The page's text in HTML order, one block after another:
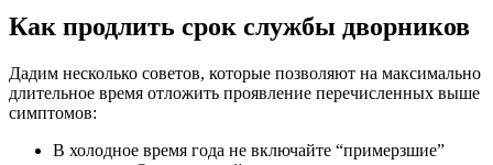
Как продлить срок службы дворников
Дадим несколько советов, которые позволяют на максимально
длительное время отложить проявление перечисленных выше
симптомов:
В холодное время года не включайте “примерзшие”